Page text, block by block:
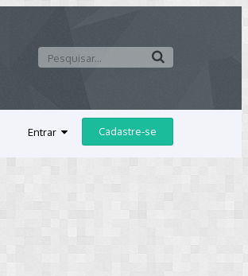
Entrar Cadastre-se